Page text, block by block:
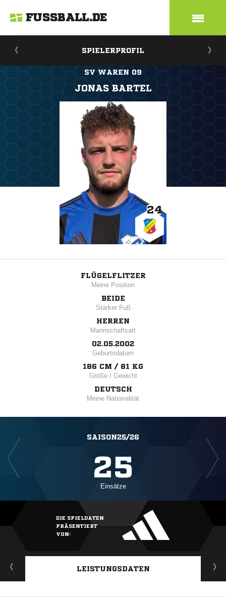
FUSSBALL.DE
SPIELERPROFIL
SV WAREN 09
JONAS BARTEL
24
FLÜGELFLITZER
Meine Position
BEIDE
Starker Fuß
HERREN
Mannschaftsart
02.05.2002
Geburtsdatum
186 CM / 81 KG
Größe / Gewicht
DEUTSCH
Meine Nationalität
SAISON25/26
25
Einsätze
DIE SPIELDATEN
PRÄSENTIERT
VON:
LEISTUNGSDATEN